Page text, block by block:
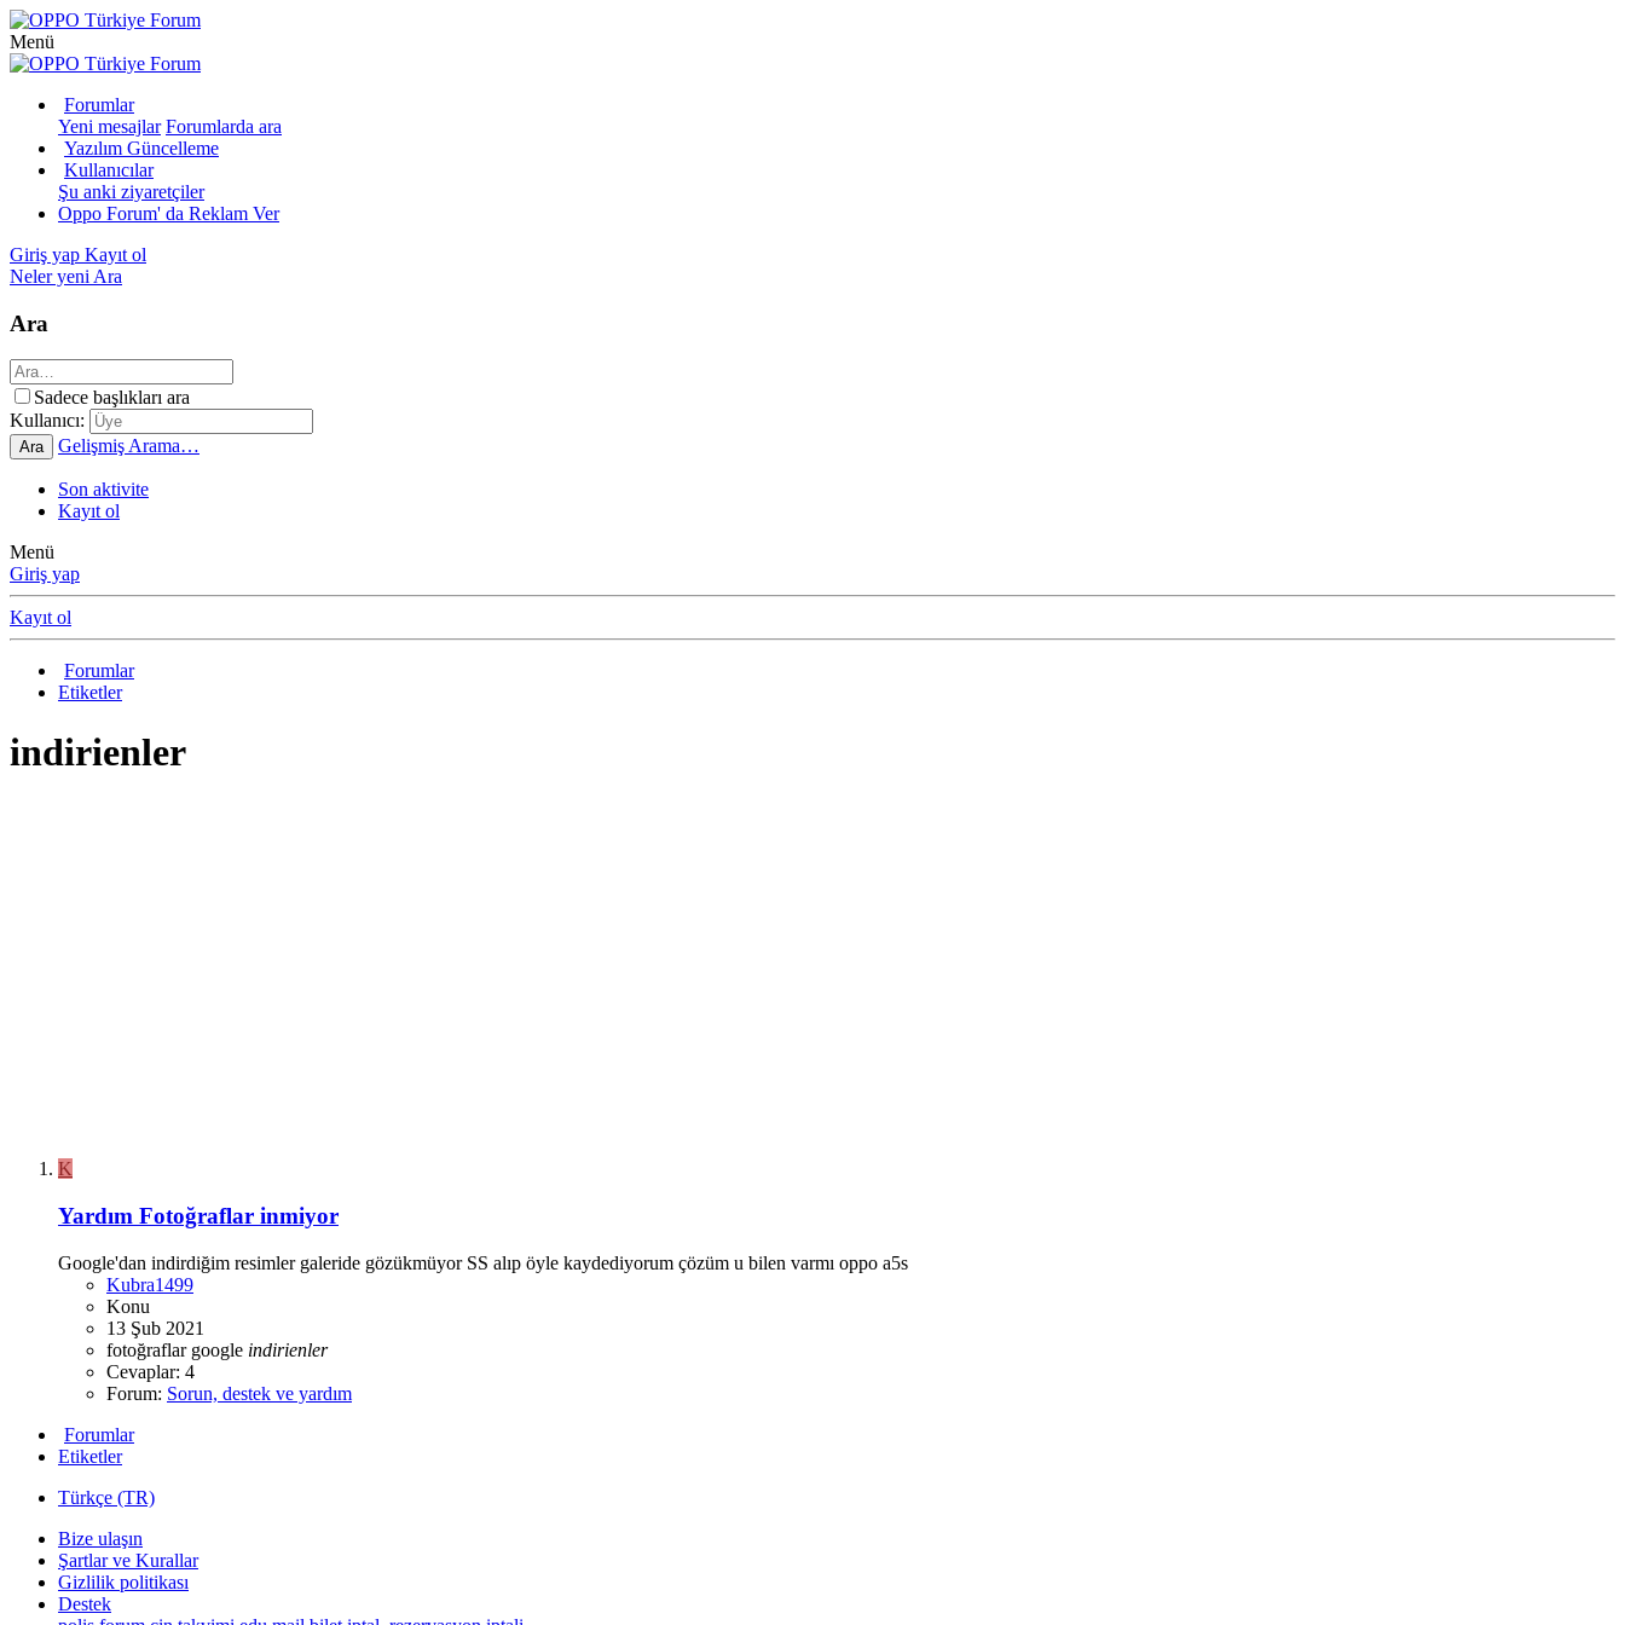
Menü
Forumlar
Yeni mesajlar Forumlarda ara
Yazılım Güncelleme
Kullanıcılar
Şu anki ziyaretçiler
Oppo Forum' da Reklam Ver
Giriş yap Kayıt ol
Neler yeni Ara
Ara
Sadece başlıkları ara
Kullanıcı:
Ara Gelişmiş Arama…
Son aktivite
Kayıt ol
Menü
Giriş yap
Kayıt ol
Forumlar
Etiketler
indirienler
K
Yardım Fotoğraflar inmiyor
Google'dan indirdiğim resimler galeride gözükmüyor SS alıp öyle kaydediyorum çözüm u bilen varmı oppo a5s
Kubra1499
Konu
13 Şub 2021
fotoğraflar google indirienler
Cevaplar: 4
Forum: Sorun, destek ve yardım
Forumlar
Etiketler
Türkçe (TR)
Bize ulaşın
Şartlar ve Kurallar
Gizlilik politikası
Destek